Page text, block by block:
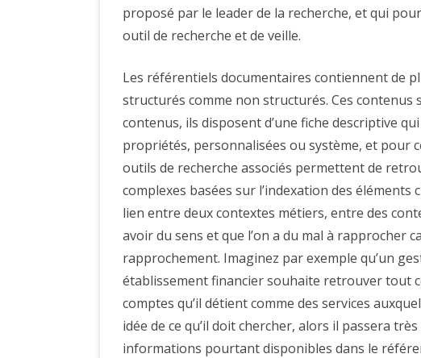
proposé par le leader de la recherche, et qui
outil de recherche et de veille.
Les référentiels documentaires contiennent de
structurés comme non structurés. Ces contenus
contenus, ils disposent d’une fiche descriptive
propriétés, personnalisées ou système, et pour
outils de recherche associés permettent de
complexes basées sur l’indexation des
lien entre deux contextes métiers, entre des
avoir du sens et que l’on a du mal à rapprocher
rapprochement. Imaginez par exemple qu’un
établissement financier souhaite retrouver tout
comptes qu’il détient comme des services
idée de ce qu’il doit chercher, alors il passera
informations pourtant disponibles dans le